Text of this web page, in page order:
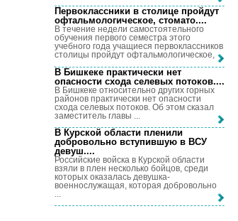
Первоклассники в столице пройдут
офтальмологическое, стомато....
В течение недели самостоятельного
обучения первого семестра этого
учебного года учащиеся первоклассников
столицы пройдут офтальмологическое, ...
В Бишкеке практически нет
опасности схода селевых потоков....
В Бишкеке относительно других горных
районов практически нет опасности
схода селевых потоков. Об этом сказал
заместитель главы ...
В Курской области пленили
добровольно вступившую в ВСУ
девуш....
Российские войска в Курской области
взяли в плен несколько бойцов, среди
которых оказалась девушка-
военнослужащая, которая добровольно
...